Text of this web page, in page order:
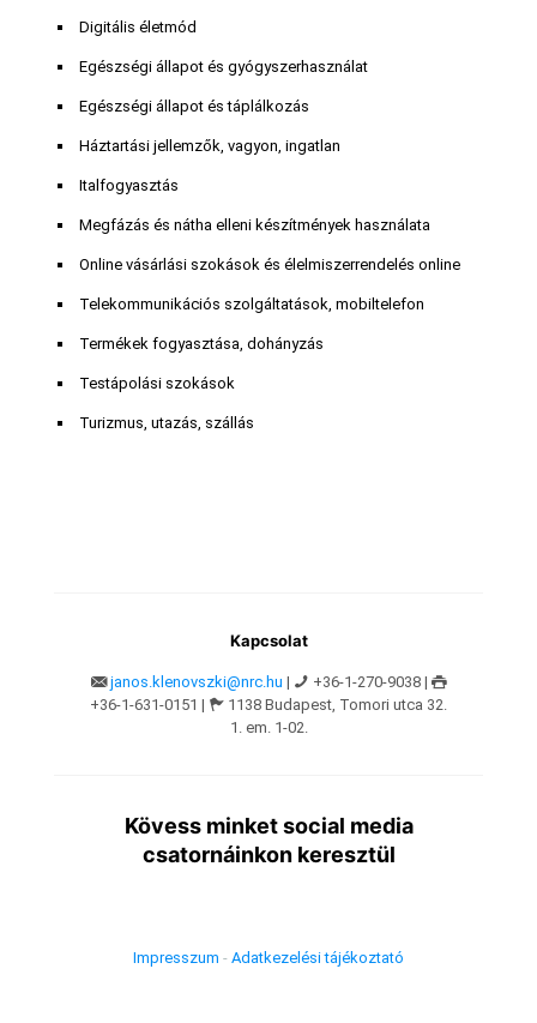
Digitális életmód
Egészségi állapot és gyógyszerhasználat
Egészségi állapot és táplálkozás
Háztartási jellemzők, vagyon, ingatlan
Italfogyasztás
Megfázás és nátha elleni készítmények használata
Online vásárlási szokások és élelmiszerrendelés online
Telekommunikációs szolgáltatások, mobiltelefon
Termékek fogyasztása, dohányzás
Testápolási szokások
Turizmus, utazás, szállás
Kapcsolat
janos.klenovszki@nrc.hu |
+36-1-270-9038 |
+36-1-631-0151 |
1138 Budapest, Tomori utca 32.
1. em. 1-02.
Kövess minket social media
csatornáinkon keresztül
Impresszum - Adatkezelési tájékoztató